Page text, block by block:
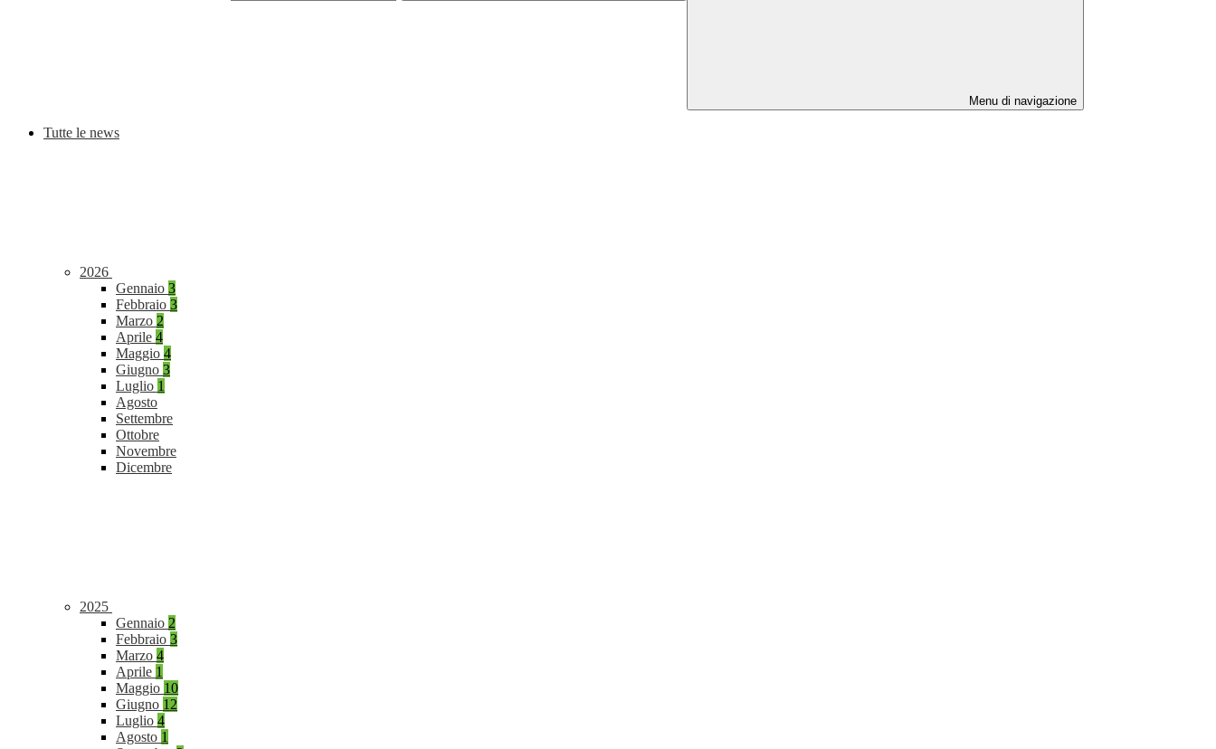
Menu di navigazione
Tutte le news
2026
Gennaio 3
Febbraio 3
Marzo 2
Aprile 4
Maggio 4
Giugno 3
Luglio 1
Agosto
Settembre
Ottobre
Novembre
Dicembre
2025
Gennaio 2
Febbraio 3
Marzo 4
Aprile 1
Maggio 10
Giugno 12
Luglio 4
Agosto 1